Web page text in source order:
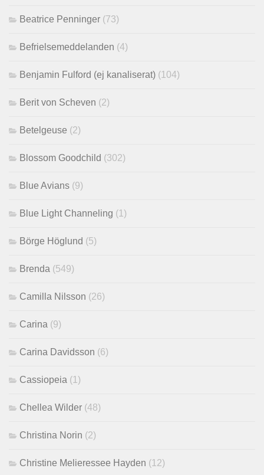
Beatrice Penninger (73)
Befrielsemeddelanden (4)
Benjamin Fulford (ej kanaliserat) (104)
Berit von Scheven (2)
Betelgeuse (2)
Blossom Goodchild (302)
Blue Avians (9)
Blue Light Channeling (1)
Börge Höglund (5)
Brenda (549)
Camilla Nilsson (26)
Carina (9)
Carina Davidsson (6)
Cassiopeia (1)
Chellea Wilder (48)
Christina Norin (2)
Christine Melieressee Hayden (12)